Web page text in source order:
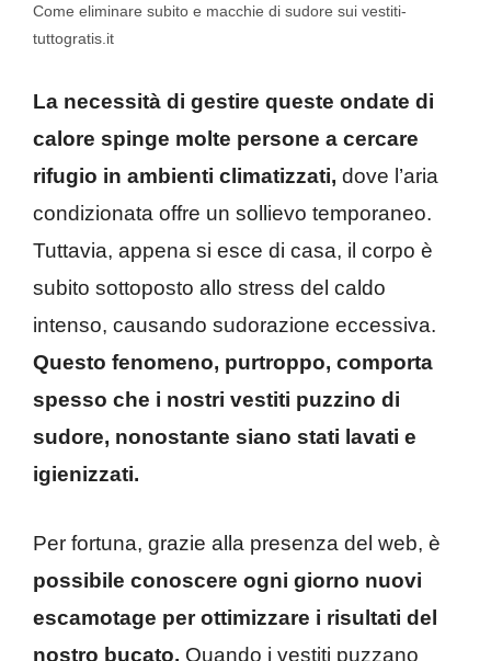
Come eliminare subito e macchie di sudore sui vestiti-
tuttogratis.it
La necessità di gestire queste ondate di
calore spinge molte persone a cercare
rifugio in ambienti climatizzati, dove l’aria
condizionata offre un sollievo temporaneo.
Tuttavia, appena si esce di casa, il corpo è
subito sottoposto allo stress del caldo
intenso, causando sudorazione eccessiva.
Questo fenomeno, purtroppo, comporta
spesso che i nostri vestiti puzzino di
sudore, nonostante siano stati lavati e
igienizzati.
Per fortuna, grazie alla presenza del web, è
possibile conoscere ogni giorno nuovi
escamotage per ottimizzare i risultati del
nostro bucato. Quando i vestiti puzzano